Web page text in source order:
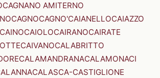
CAGNANO AMITERNO
CAGNOCAGNO'CAIANELLOCAIAZZO
CAINOCAIOLOCAIRANOCAIRATE
CAIVANOCALABRITTO
CALAMANDRANACALAMONACI
CALASCA-CASTIGLIONE